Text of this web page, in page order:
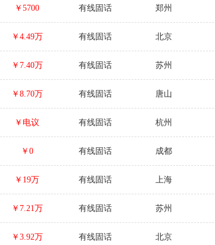
￥5700 有线固话 郑州
￥4.49万 有线固话 北京
￥7.40万 有线固话 苏州
￥8.70万 有线固话 唐山
￥电议 有线固话 杭州
￥0 有线固话 成都
￥19万 有线固话 上海
￥7.21万 有线固话 苏州
￥3.92万 有线固话 北京